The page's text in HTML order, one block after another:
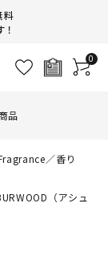
料
0
品
／香り
（アシュ